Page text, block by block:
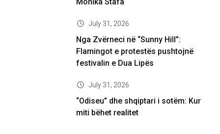
July 31, 2026
Nga Zvërneci në “Sunny Hill”:
Flamingot e protestës pushtojnë
festivalin e Dua Lipës
July 31, 2026
“Odiseu” dhe shqiptari i sotëm: Kur
miti bëhet realitet